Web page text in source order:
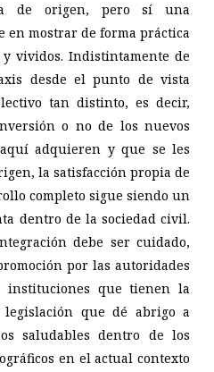
de origen, pero sí una
en mostrar de forma práctica
vividos. Indistintamente de
desde el punto de vista
tan distinto, es decir,
o no de los nuevos
adquieren y que se les
la satisfacción propia de
completo sigue siendo un
dentro de la sociedad civil.
debe ser cuidado,
por las autoridades
instituciones que tienen la
que dé abrigo a
saludables dentro de los
en el actual contexto